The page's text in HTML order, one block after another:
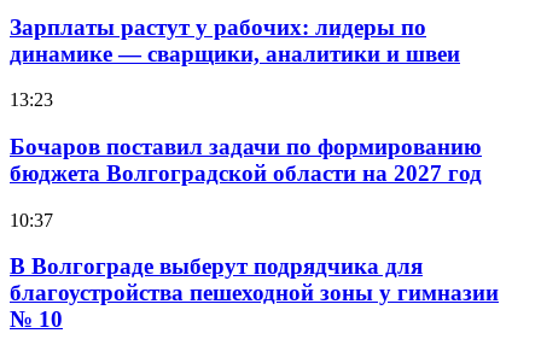
Зарплаты растут у рабочих: лидеры по
динамике — сварщики, аналитики и швеи
13:23
Бочаров поставил задачи по формированию
бюджета Волгоградской области на 2027 год
10:37
В Волгограде выберут подрядчика для
благоустройства пешеходной зоны у гимназии
№ 10